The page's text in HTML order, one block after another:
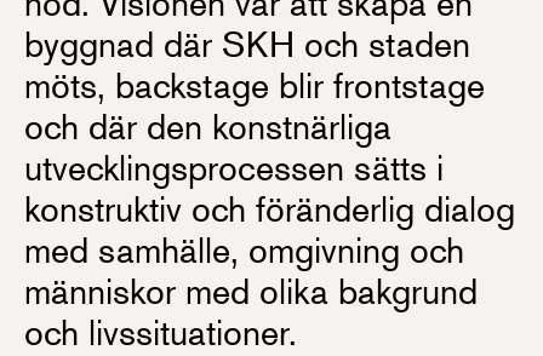
byggnad där SKH och staden
möts, backstage blir frontstage
och där den konstnärliga
utvecklingsprocessen sätts i
konstruktiv och föränderlig dialog
med samhälle, omgivning och
människor med olika bakgrund
och livssituationer.